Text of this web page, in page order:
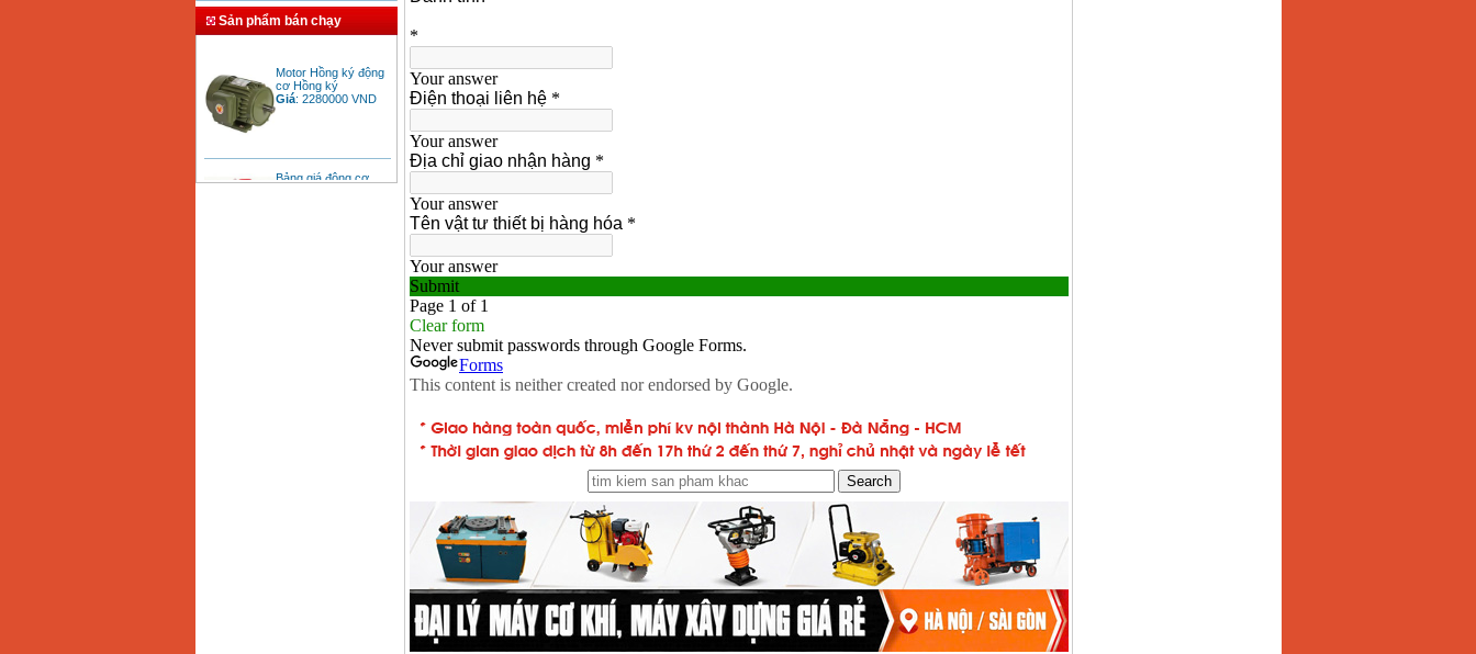
Sản phẩm bán chạy
cơ Hồng ký
Giá:2280000
Bảng giá động cơ
diesel đầu nổ diesel